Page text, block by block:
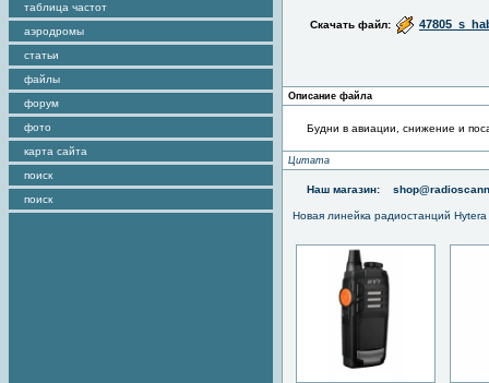
таблица частот
аэродромы
статьи
файлы
форум
фото
карта сайта
поиск
поиск
Скачать файл:
Описание файла
Будни в авиации, снижение и
Цитата
Наш магазин:
Новая линейка радиостанций